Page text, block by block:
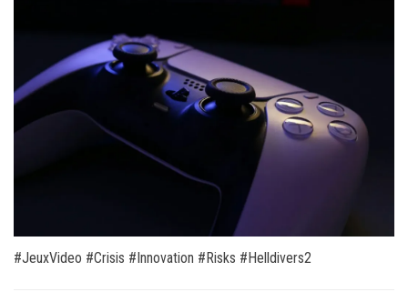
#JeuxVideo #Crisis #Innovation #Risks #Helldivers2